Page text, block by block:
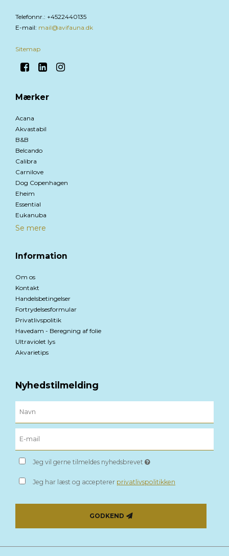
Telefonnr.: +4522440135
E-mail: mail@avifauna.dk
Sitemap
Mærker
Acana
Akvastabil
B&B
Belcando
Calibra
Carnilove
Dog Copenhagen
Eheim
Essential
Eukanuba
Se mere
Information
Om os
Kontakt
Handelsbetingelser
Fortrydelsesformular
Privatlivspolitik
Havedam - Beregning af folie
Ultraviolet lys
Akvarietips
Nyhedstilmelding
Jeg vil gerne tilmeldes nyhedsbrevet
Jeg har læst og accepterer privatlivspolitikken
GODKEND